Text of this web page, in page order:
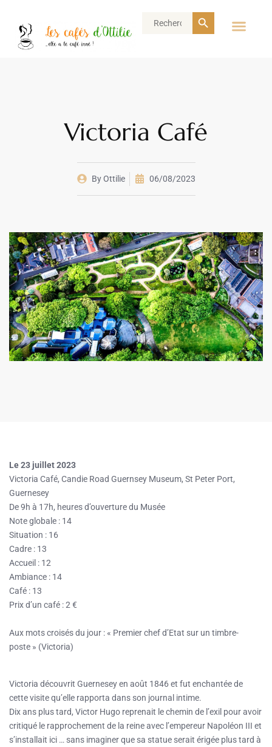
Search
Search Button
Victoria Café
ByOttilie 06/08/2023
Le 23 juillet 2023
Victoria Café, Candie Road Guernsey Museum, St Peter Port,
Guernesey
De 9h à 17h, heures d’ouverture du Musée
Note globale : 14
Situation : 16
Cadre : 13
Accueil : 12
Ambiance : 14
Café : 13
Prix d’un café : 2 €
Aux mots croisés du jour : « Premier chef d’Etat sur un timbre-
poste » (Victoria)
Victoria découvrit Guernesey en août 1846 et fut enchantée de
cette visite qu’elle rapporta dans son journal intime.
Dix ans plus tard, Victor Hugo reprenait le chemin de l’exil pour avoir
critiqué le rapprochement de la reine avec l’empereur Napoléon III et
s’installait ici … sans imaginer que sa statue serait érigée plus tard à